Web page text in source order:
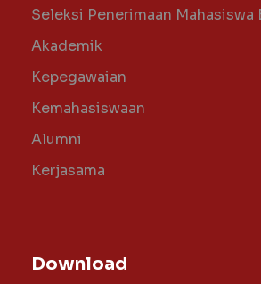
Seleksi Penerimaan Mahasiswa
Akademik
Kepegawaian
Kemahasiswaan
Alumni
Kerjasama
Download